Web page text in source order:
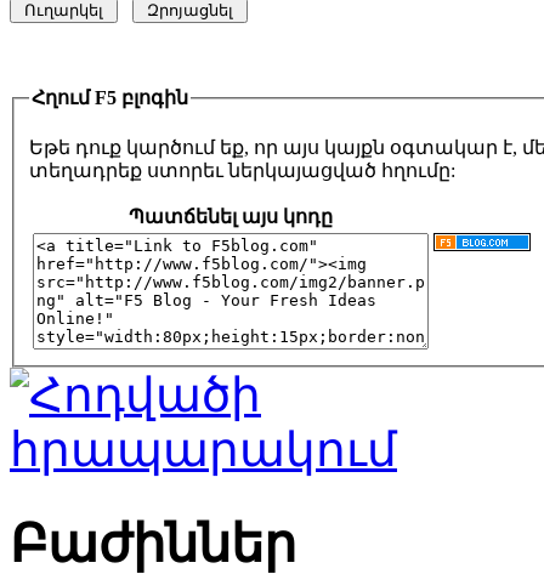
Հղում F5 բլոգին
Եթե դուք կարծում եք, որ այս կայքն օգտակար է,
տեղադրեք ստորեւ ներկայացված հղումը:
Պատճենել այս կոդը
Բաժիններ